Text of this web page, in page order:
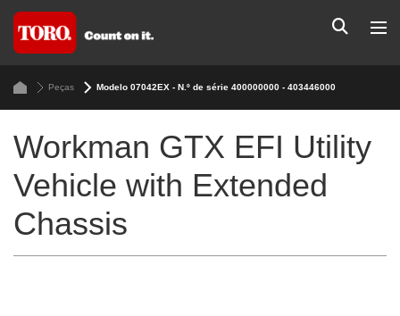
Peças Modelo 07042EX - N.º de série 400000000 - 403446000
Workman GTX EFI Utility
Vehicle with Extended
Chassis